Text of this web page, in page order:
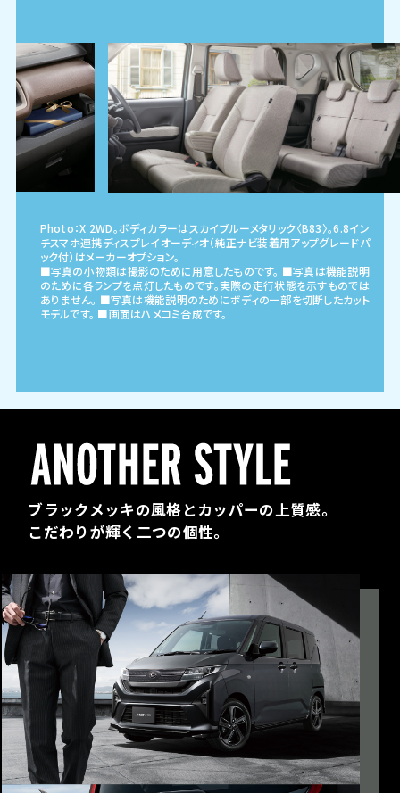
Photo：X 2WD。ボディカラーはスカイブルーメタリック〈B83〉。6.8イン
チスマホ連携ディスプレイオーディオ（純正ナビ装着用アップグレードパ
ック付）はメーカーオプション。
■写真の小物類は撮影のために用意したものです。 ■写真は機能説明
のために各ランプを点灯したものです。実際の走行状態を示すものでは
ありません。 ■写真は機能説明のためにボディの一部を切断したカット
モデルです。 ■画面はハメコミ合成です。
ブラックメッキの風格とカッパーの上質感。
こだわりが輝く二つの個性。